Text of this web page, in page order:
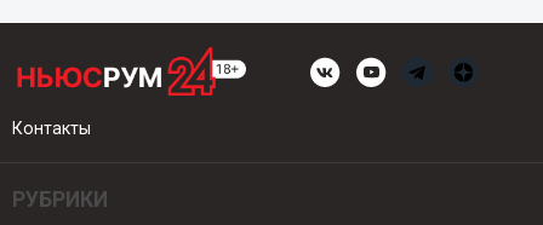
Контакты
РУБРИКИ